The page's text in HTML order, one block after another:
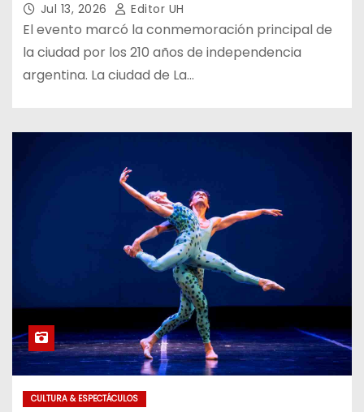
Jul 13, 2026 Editor UH
El evento marcó la conmemoración principal de
la ciudad por los 210 años de independencia
argentina. La ciudad de La…
CULTURA & ESPECTÁCULOS